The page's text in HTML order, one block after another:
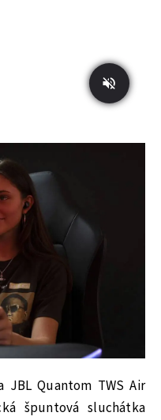
JBL Quantom TWS Air
špuntová sluchátka